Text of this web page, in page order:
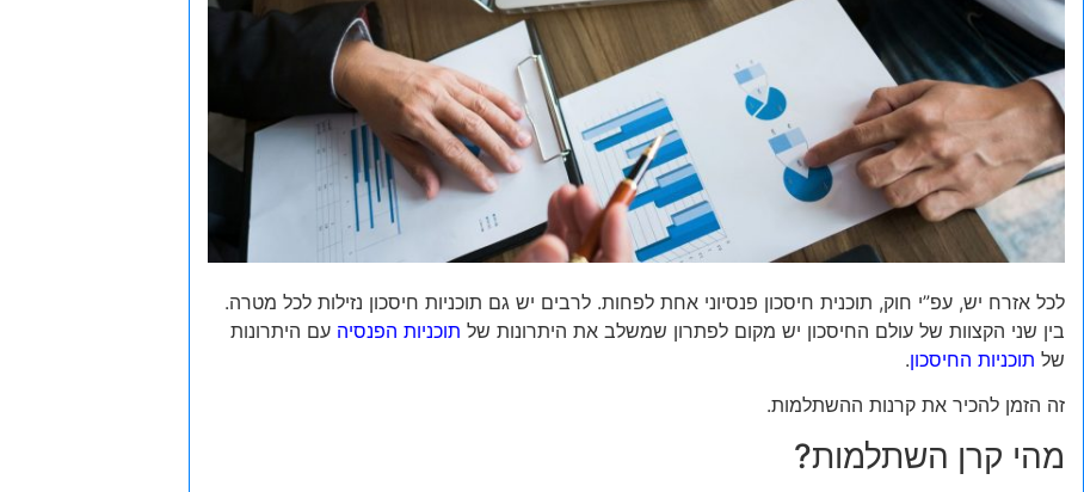
לכל אזרח יש, עפ”י חוק, תוכנית חיסכון פנסיוני אחת לפחות. לרבים יש גם תוכניות חיסכון נזילות לכל מטרה.
בין שני הקצוות של עולם החיסכון יש מקום לפתרון שמשלב את היתרונות של תוכניות הפנסיה עם היתרונות
של תוכניות החיסכון.
זה הזמן להכיר את קרנות ההשתלמות.
מהי קרן השתלמות?